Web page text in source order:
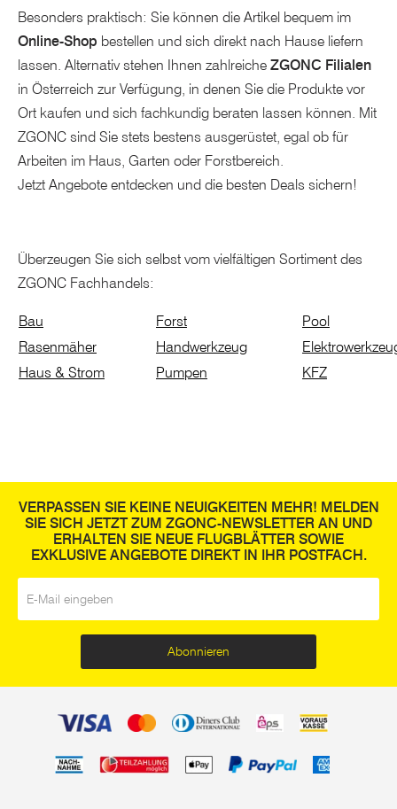
Besonders praktisch: Sie können die Artikel bequem im
Online-Shop bestellen und sich direkt nach Hause liefern
lassen. Alternativ stehen Ihnen zahlreiche ZGONC Filialen
in Österreich zur Verfügung, in denen Sie die Produkte vor
Ort kaufen und sich fachkundig beraten lassen können. Mit
ZGONC sind Sie stets bestens ausgerüstet, egal ob für
Arbeiten im Haus, Garten oder Forstbereich.
Jetzt Angebote entdecken und die besten Deals sichern!
Überzeugen Sie sich selbst vom vielfältigen Sortiment des
ZGONC Fachhandels:
Bau Forst
Pool
Rasenmäher
Handwerkzeug
Haus & Strom
Pumpen KFZ
VERPASSEN SIE KEINE NEUIGKEITEN MEHR! MELDEN
SIE SICH JETZT ZUM ZGONC-NEWSLETTER AN UND
ERHALTEN SIE NEUE FLUGBLÄTTER SOWIE
EXKLUSIVE ANGEBOTE DIREKT IN IHR POSTFACH.
Abonnieren